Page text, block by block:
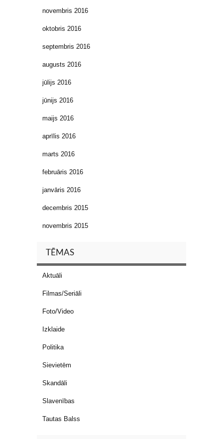
novembris 2016
oktobris 2016
septembris 2016
augusts 2016
jūlijs 2016
jūnijs 2016
maijs 2016
aprīlis 2016
marts 2016
februāris 2016
janvāris 2016
decembris 2015
novembris 2015
TĒMAS
Aktuāli
Filmas/Seriāli
Foto/Video
Izklaide
Politika
Sievietēm
Skandāli
Slavenības
Tautas Balss